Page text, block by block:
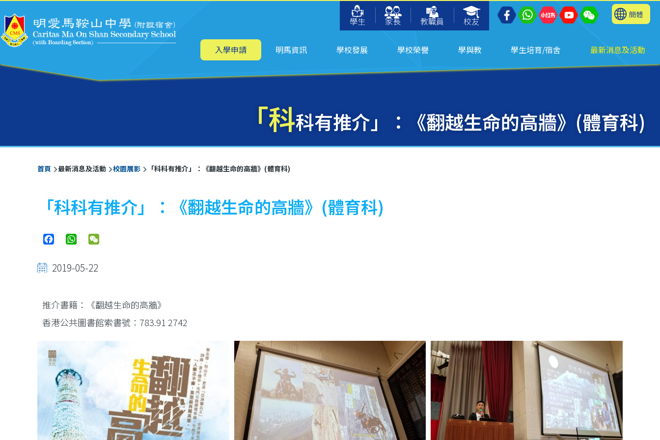
學生
家長 教職員 校友
簡體
主
航 入學申請 明馬資訊 學校發展 學校榮譽 學與教 學生培育/宿舍 最新消息及活動
「科科有推介」：《翻越生命的高牆》(體育科)
導
航
連
結
首頁 最新消息及活動 校園展影 「科科有推介」：《翻越生命的高牆》(體育科)
「科科有推介」：《翻越生命的高牆》(體育科)
FacebookWhatsApp
2019-05-22
推介書籍：《翻越生命的高牆》
香港公共圖書館索書號：783.91 2742